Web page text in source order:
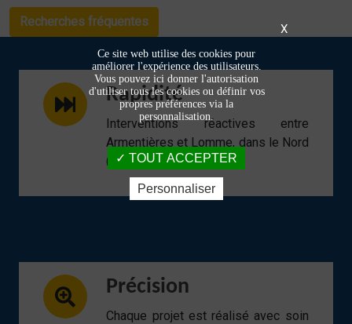
Recherches fréquentes
Rapidité
Interventions réactives entre
Armentières et Lomme, dans le Nord
(59).
Précision
Chaque projet est réalisé avec soin
X
Ce site web utilise des cookies pour
améliorer l'expérience des utilisateurs.
Vous pouvez ici donner l'autorisation
d'utiliser tous les cookies ou définir vos
propres préférences via la
personnalisation.
TOUT ACCEPTER
Personnaliser